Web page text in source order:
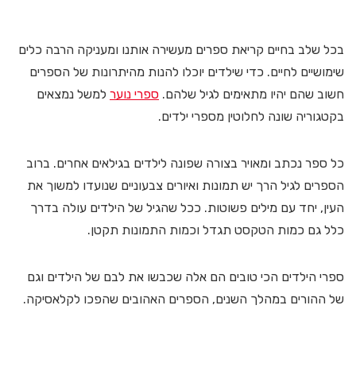
בכל שלב בחיים קריאת ספרים מעשירה אותנו ומעניקה הרבה כלים
שימושיים לחיים. כדי שילדים יוכלו להנות מהיתרונות של הספרים
חשוב שהם יהיו מתאימים לגיל שלהם. ספרי נוער למשל נמצאים
בקטגוריה שונה לחלוטין מספרי ילדים.
כל ספר נכתב ומאויר בצורה שפונה לילדים בגילאים אחרים. ברוב
הספרים לגיל הרך יש תמונות ואיורים צבעוניים שנועדו למשוך את
העין, יחד עם מילים פשוטות. ככל שהגיל של הילדים עולה בדרך
כלל גם כמות הטקסט תגדל וכמות התמונות תקטן.
ספרי הילדים הכי טובים הם אלה שכבשו את לבם של הילדים וגם
של ההורים במהלך השנים, הספרים האהובים שהפכו לקלאסיקה.